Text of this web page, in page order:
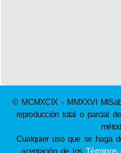
© MCMXCIX - MMXXVI
reproducción total o parcial
Cualquier uso que se haga
aceptación de losTérminos